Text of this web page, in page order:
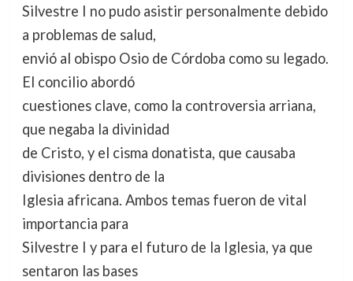
Silvestre I no pudo asistir personalmente debido
a problemas de salud,
envió al obispo Osio de Córdoba como su legado.
El concilio abordó
cuestiones clave, como la controversia arriana,
que negaba la divinidad
de Cristo, y el cisma donatista, que causaba
divisiones dentro de la
Iglesia africana. Ambos temas fueron de vital
importancia para
Silvestre I y para el futuro de la Iglesia, ya que
sentaron las bases